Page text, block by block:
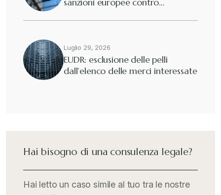
Eutekne
Fisco e tributi
Guide e Manuali
Luglio 29, 2026
EUDR: esclusione delle pelli
dall’elenco delle merci interessate
Hai bisogno di una consulenza legale?
Hai letto un caso simile al tuo tra le nostre